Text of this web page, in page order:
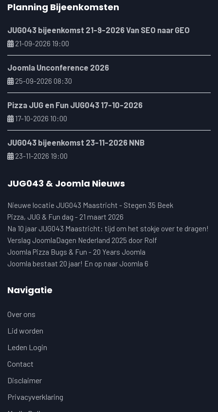
Planning Bijeenkomsten
JUG043 bijeenkomst 21-9-2026 Van SEO naar GEO
21-09-2026 19:00
Joomla Unconference 2026
25-09-2026 08:30
Pizza JUG en Fun JUG043 17-10-2026
17-10-2026 10:00
JUG043 bijeenkomst 23-11-2026 NNB
23-11-2026 19:00
JUG043 & Joomla Nieuws
Nieuwe locatie JUG043 Maastricht - Stegen 35 Beek
Pizza, JUG & Fun dag - 21 maart 2026
Na 10 jaar JUG043 Maastricht: tijd om het stokje over te dragen!
Verslag JoomlaDagen Nederland 2025 door Rolf
Joomla Pizza Bugs & Fun - 20 Years Joomla
Joomla bestaat 20 jaar! En op naar Joomla 6
Navigatie
Over ons
Lid worden
Leden Login
Contact
Disclaimer
Privacyverklaring